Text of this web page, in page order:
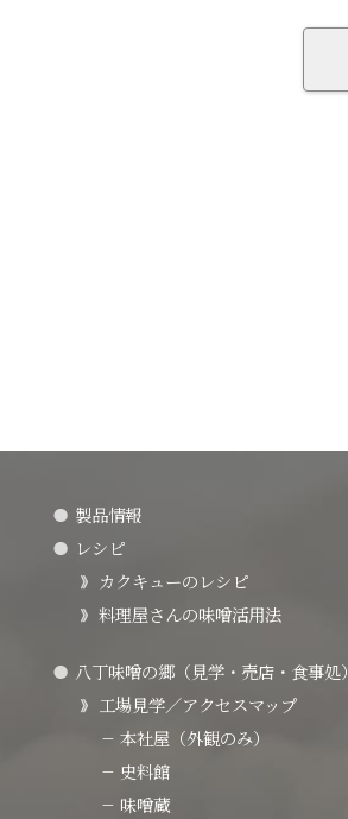
製品情報
レシピ
カクキューのレシピ
料理屋さんの味噌活用法
八丁味噌の郷（見学・売店・食事処）
工場見学／アクセスマップ
本社屋（外観のみ）
史料館
味噌蔵